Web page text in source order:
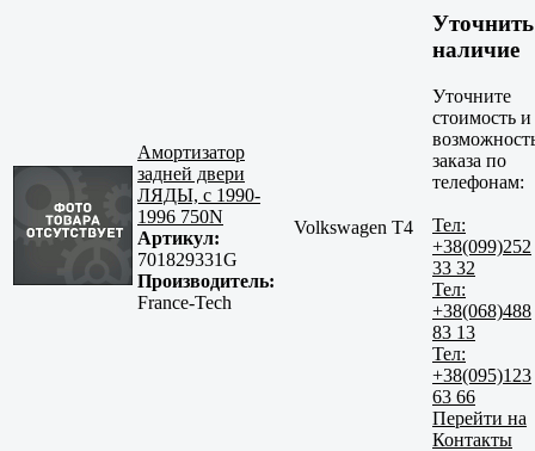
Амортизатор
задней двери
ЛЯДЫ, с 1990-
1996 750N
Артикул:
701829331G
Производитель:
France-Tech
Volkswagen T4
Уточнить
наличие
Уточните
стоимость и
заказа по
телефонам:
Тел:
+38(099)252
33 32
Тел:
+38(068)488
83 13
Тел:
+38(095)123
63 66
Перейти на
Контакты